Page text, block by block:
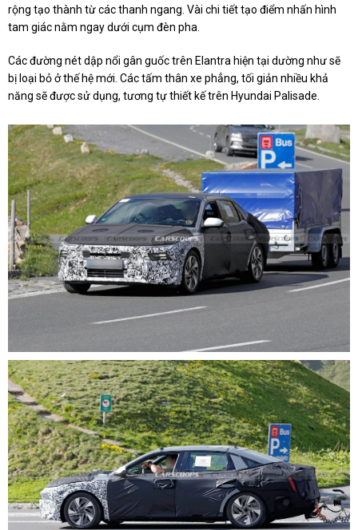
rộng tạo thành từ các thanh ngang. Vài chi tiết tạo điểm nhấn hình
tam giác nằm ngay dưới cụm đèn pha.
Các đường nét dập nổi gân guốc trên Elantra hiện tại dường như sẽ
bị loại bỏ ở thế hệ mới. Các tấm thân xe phẳng, tối giản nhiều khả
năng sẽ được sử dụng, tương tự thiết kế trên Hyundai Palisade.